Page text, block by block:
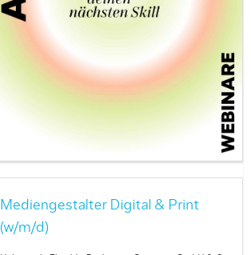
Mediengestalter Digital & Print
(w/m/d)